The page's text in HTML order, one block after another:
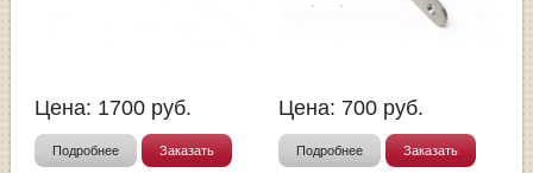
Цена: 1700 руб.
Подробнее Заказать
Цена: 700 руб.
Подробнее Заказать